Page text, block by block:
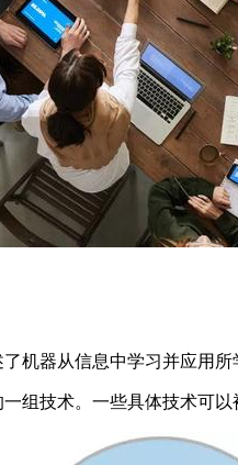
机器从信息中学习并应用所
组技术。一些具体技术可